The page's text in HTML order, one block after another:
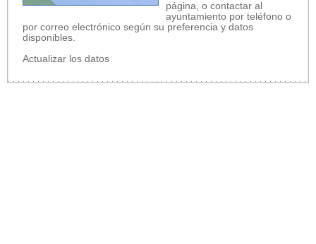
página, o contactar al
ayuntamiento por teléfono o
por correo electrónico según su preferencia y datos
disponibles.
Actualizar los datos